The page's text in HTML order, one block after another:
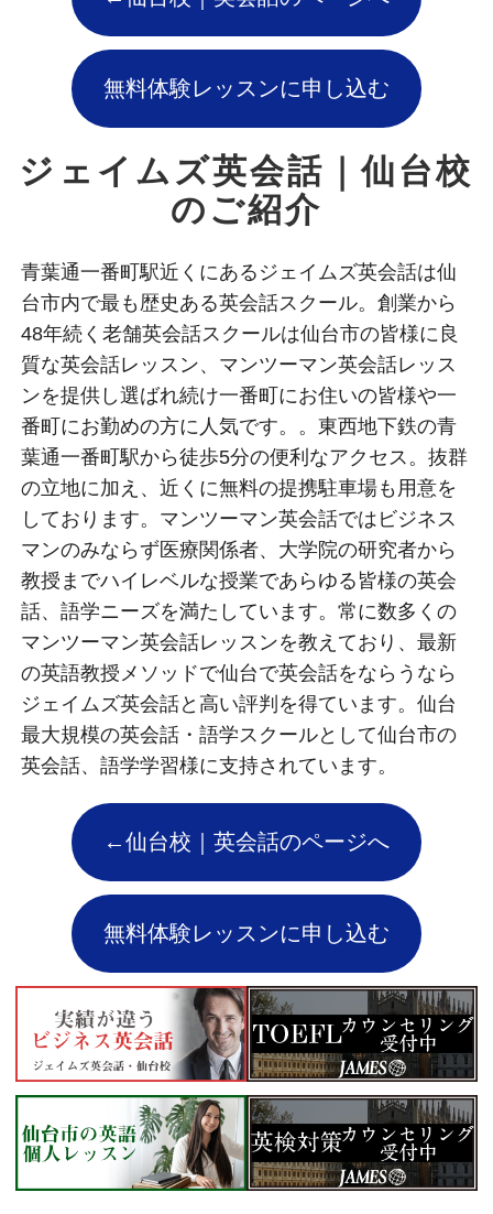
無料体験レッスンに申し込む
ジェイムズ英会話｜仙台校
のご紹介
青葉通一番町駅近くにあるジェイムズ英会話は仙
台市内で最も歴史ある英会話スクール。創業から
48年続く老舗英会話スクールは仙台市の皆様に良
質な英会話レッスン、マンツーマン英会話レッス
ンを提供し選ばれ続け一番町にお住いの皆様や一
番町にお勤めの方に人気です。。東西地下鉄の青
葉通一番町駅から徒歩5分の便利なアクセス。抜群
の立地に加え、近くに無料の提携駐車場も用意を
しております。マンツーマン英会話ではビジネス
マンのみならず医療関係者、大学院の研究者から
教授までハイレベルな授業であらゆる皆様の英会
話、語学ニーズを満たしています。常に数多くの
マンツーマン英会話レッスンを教えており、最新
の英語教授メソッドで仙台で英会話をならうなら
ジェイムズ英会話と高い評判を得ています。仙台
最大規模の英会話・語学スクールとして仙台市の
英会話、語学学習様に支持されています。
←仙台校｜英会話のページへ
無料体験レッスンに申し込む